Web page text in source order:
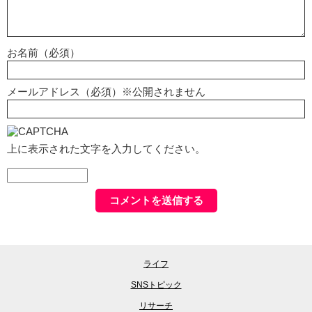
お名前（必須）
メールアドレス（必須）※公開されません
上に表示された文字を入力してください。
ライフ
SNSトピック
リサーチ